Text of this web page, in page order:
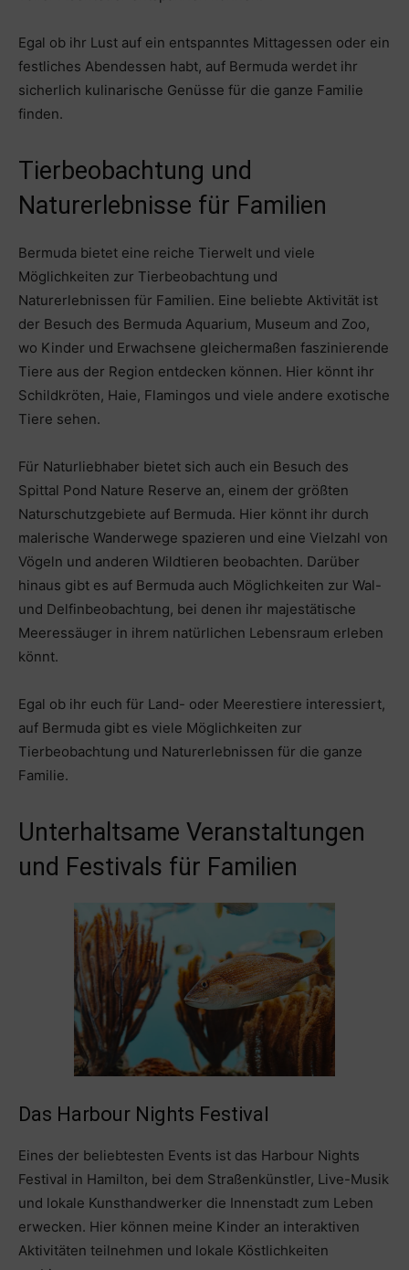
Egal ob ihr Lust auf ein entspanntes Mittagessen oder ein
festliches Abendessen habt, auf Bermuda werdet ihr
sicherlich kulinarische Genüsse für die ganze Familie
finden.
Tierbeobachtung und
Naturerlebnisse für Familien
Bermuda bietet eine reiche Tierwelt und viele
Möglichkeiten zur Tierbeobachtung und
Naturerlebnissen für Familien. Eine beliebte Aktivität ist
der Besuch des Bermuda Aquarium, Museum and Zoo,
wo Kinder und Erwachsene gleichermaßen faszinierende
Tiere aus der Region entdecken können. Hier könnt ihr
Schildkröten, Haie, Flamingos und viele andere exotische
Tiere sehen.
Für Naturliebhaber bietet sich auch ein Besuch des
Spittal Pond Nature Reserve an, einem der größten
Naturschutzgebiete auf Bermuda. Hier könnt ihr durch
malerische Wanderwege spazieren und eine Vielzahl von
Vögeln und anderen Wildtieren beobachten. Darüber
hinaus gibt es auf Bermuda auch Möglichkeiten zur Wal-
und Delfinbeobachtung, bei denen ihr majestätische
Meeressäuger in ihrem natürlichen Lebensraum erleben
könnt.
Egal ob ihr euch für Land- oder Meerestiere interessiert,
auf Bermuda gibt es viele Möglichkeiten zur
Tierbeobachtung und Naturerlebnissen für die ganze
Familie.
Unterhaltsame Veranstaltungen
und Festivals für Familien
Das Harbour Nights Festival
Eines der beliebtesten Events ist das Harbour Nights
Festival in Hamilton, bei dem Straßenkünstler, Live-Musik
und lokale Kunsthandwerker die Innenstadt zum Leben
erwecken. Hier können meine Kinder an interaktiven
Aktivitäten teilnehmen und lokale Köstlichkeiten